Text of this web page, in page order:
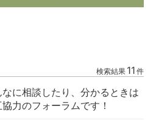
検索結果 11 件
に相談したり、分かるときは
力のフォーラムです！